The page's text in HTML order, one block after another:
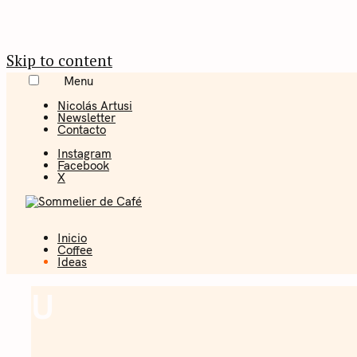
Skip to content
Menu
Nicolás Artusi
Newsletter
Contacto
Instagram
Facebook
X
Coffee + Ideas
Inicio
Coffee
Ideas